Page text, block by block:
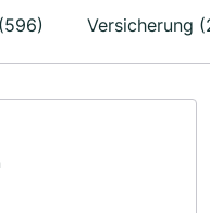
Versicherung